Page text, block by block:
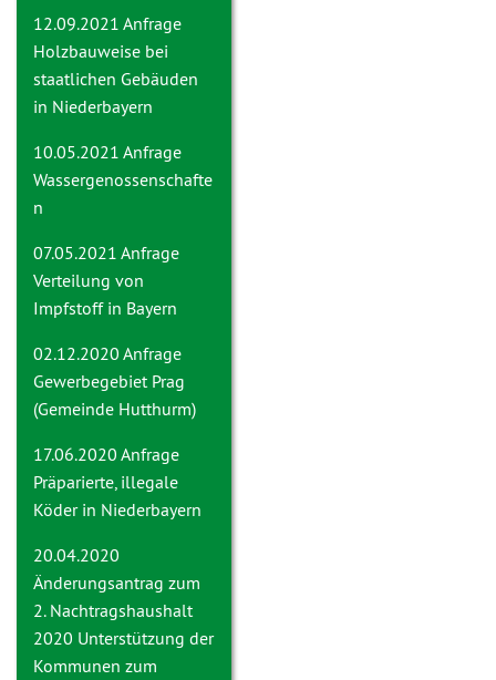
12.09.2021 Anfrage
Holzbauweise bei
staatlichen Gebäuden
in Niederbayern
10.05.2021 Anfrage
Wassergenossenschafte
n
07.05.2021 Anfrage
Verteilung von
Impfstoff in Bayern
02.12.2020 Anfrage
Gewerbegebiet Prag
(Gemeinde Hutthurm)
17.06.2020 Anfrage
Präparierte, illegale
Köder in Niederbayern
20.04.2020
Änderungsantrag zum
2. Nachtragshaushalt
2020 Unterstützung der
Kommunen zum